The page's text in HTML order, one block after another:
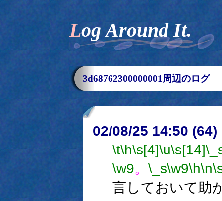
Log Around It.
3d68762300000001周辺のログ
02/08/25 14:50 (64)
\t\h\s[4]\u\s[14]
\w9。 \_s\w9\h\n
言しておいて助